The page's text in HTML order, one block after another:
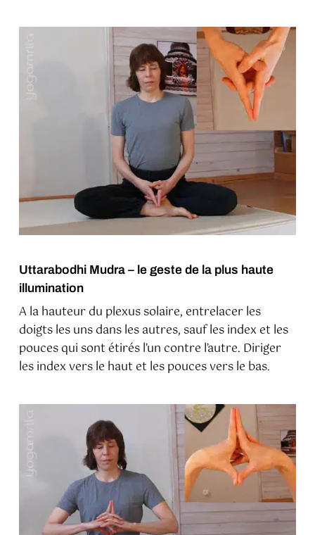
Uttarabodhi Mudra – le geste de la plus haute
illumination
A la hauteur du plexus solaire, entrelacer les
doigts les uns dans les autres, sauf les index et les
pouces qui sont étirés l’un contre l’autre. Diriger
les index vers le haut et les pouces vers le bas.